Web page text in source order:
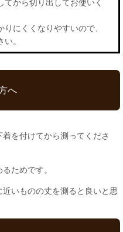
から切り出してお使いく
にくくなりやすいので、
。
へ
を付けてから測ってくださ
ためです。
いものの丈を測ると良いと思